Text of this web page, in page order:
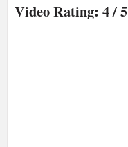
Video Rating: 4 / 5